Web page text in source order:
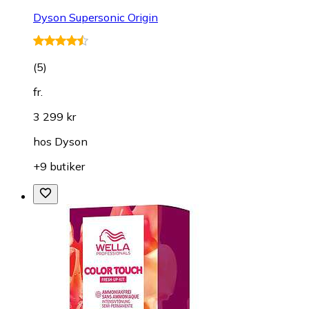
Dyson Supersonic Origin
(5)
fr.
3 299 kr
hos Dyson
+9 butiker